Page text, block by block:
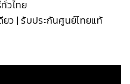
วไทย
ว | รับประกันศูนย์ไทยแท้